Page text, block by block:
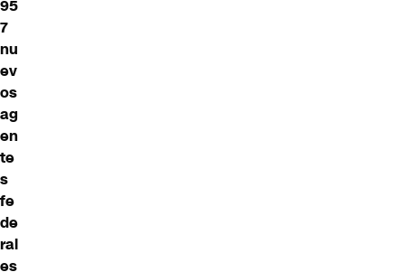
95
7
nu
ev
os
ag
en
te
s
fe
de
ral
es